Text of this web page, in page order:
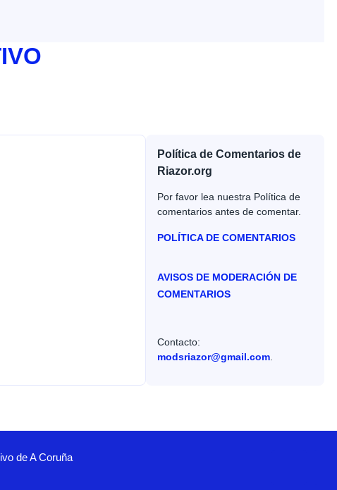
Política de Comentarios de
Riazor.org
Por favor lea nuestra Política de
comentarios antes de comentar.
POLÍTICA DE COMENTARIOS
AVISOS DE MODERACIÓN DE
COMENTARIOS
Contacto:
modsriazor@gmail.com.
de A Coruña